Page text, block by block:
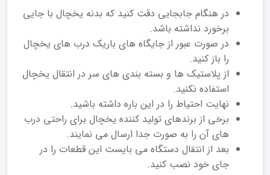
در هنگام جابجایی دقت کنید که بدنه یخچال با جایی
برخورد نداشته باشد.
در صورت عبور از جایگاه های باریک درب های یخچال
را باز کنید.
از پلاستیک ها و بسته بندی های سر در انتقال یخچال
استفاده نکنید.
نهایت احتیاط را در این باره داشته باشید.
برخی از برندهای تولید کننده یخچال برای راحتی درب
های آن را به صورت جدا ارسال می نمایند.
بعد از انتقال دستگاه می بایست این قطعات را در
جای خود نصب کنید.